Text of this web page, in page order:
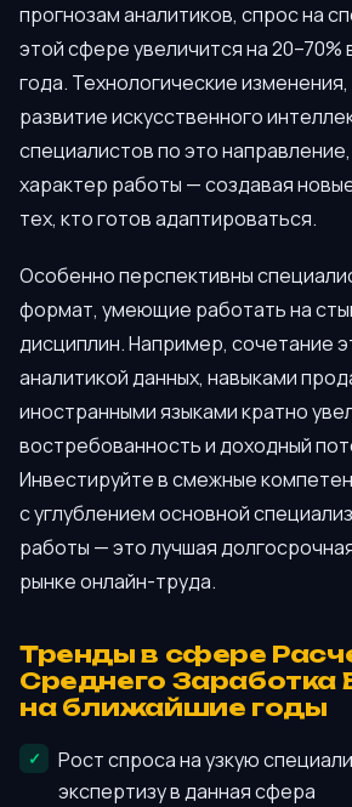
прогнозам аналитиков, спрос на
этой сфере увеличится на 20–70%
года. Технологические
развитие искусственного
специалистов по это
характер работы — создавая
тех, кто готов адаптироваться.
Особенно перспективны
формат, умеющие работать на
дисциплин. Например, сочетание
аналитикой данных, навыками
иностранными языками кратно
востребованность и доходный
Инвестируйте в смежные
с углублением основной
работы — это лучшая
рынке онлайн-труда.
Тренды в сфере
Среднего Заработка
на ближайшие годы
Рост спроса на узкую
экспертизу в данная сфера